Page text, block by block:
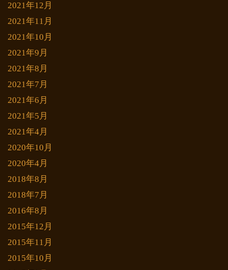
2021年12月
2021年11月
2021年10月
2021年9月
2021年8月
2021年7月
2021年6月
2021年5月
2021年4月
2020年10月
2020年4月
2018年8月
2018年7月
2016年8月
2015年12月
2015年11月
2015年10月